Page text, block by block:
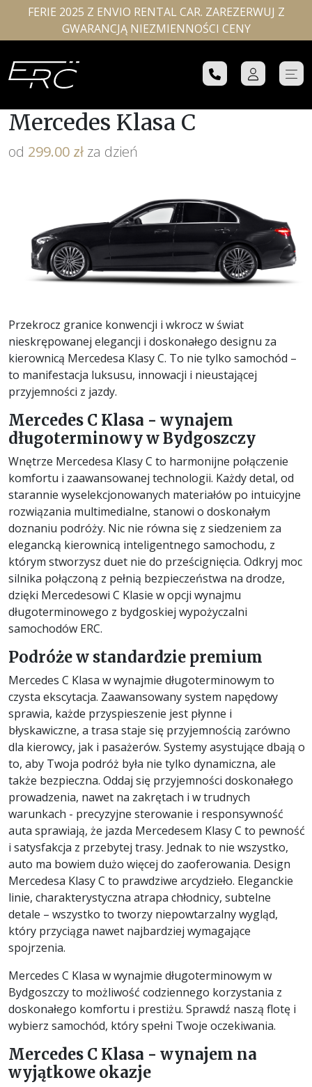
FERIE 2025 Z ENVIO RENTAL CAR. ZAREZERWUJ Z
GWARANCJĄ NIEZMIENNOŚCI CENY
Mercedes Klasa C
od 299.00 zł za dzień
Przekrocz granice konwencji i wkrocz w świat
nieskrępowanej elegancji i doskonałego designu za
kierownicą Mercedesa Klasy C. To nie tylko samochód –
to manifestacja luksusu, innowacji i nieustającej
przyjemności z jazdy.
Mercedes C Klasa - wynajem
długoterminowy w Bydgoszczy
Wnętrze Mercedesa Klasy C to harmonijne połączenie
komfortu i zaawansowanej technologii. Każdy detal, od
starannie wyselekcjonowanych materiałów po intuicyjne
rozwiązania multimedialne, stanowi o doskonałym
doznaniu podróży. Nic nie równa się z siedzeniem za
elegancką kierownicą inteligentnego samochodu, z
którym stworzysz duet nie do prześcignięcia. Odkryj moc
silnika połączoną z pełnią bezpieczeństwa na drodze,
dzięki Mercedesowi C Klasie w opcji wynajmu
długoterminowego z bydgoskiej wypożyczalni
samochodów ERC.
Podróże w standardzie premium
Mercedes C Klasa w wynajmie długoterminowym to
czysta ekscytacja. Zaawansowany system napędowy
sprawia, każde przyspieszenie jest płynne i
błyskawiczne, a trasa staje się przyjemnością zarówno
dla kierowcy, jak i pasażerów. Systemy asystujące dbają o
to, aby Twoja podróż była nie tylko dynamiczna, ale
także bezpieczna. Oddaj się przyjemności doskonałego
prowadzenia, nawet na zakrętach i w trudnych
warunkach - precyzyjne sterowanie i responsywność
auta sprawiają, że jazda Mercedesem Klasy C to pewność
i satysfakcja z przebytej trasy. Jednak to nie wszystko,
auto ma bowiem dużo więcej do zaoferowania. Design
Mercedesa Klasy C to prawdziwe arcydzieło. Eleganckie
linie, charakterystyczna atrapa chłodnicy, subtelne
detale – wszystko to tworzy niepowtarzalny wygląd,
który przyciąga nawet najbardziej wymagające
spojrzenia.
Mercedes C Klasa w wynajmie długoterminowym w
Bydgoszczy to możliwość codziennego korzystania z
doskonałego komfortu i prestiżu. Sprawdź naszą flotę i
wybierz samochód, który spełni Twoje oczekiwania.
Mercedes C Klasa - wynajem na
wyjątkowe okazje